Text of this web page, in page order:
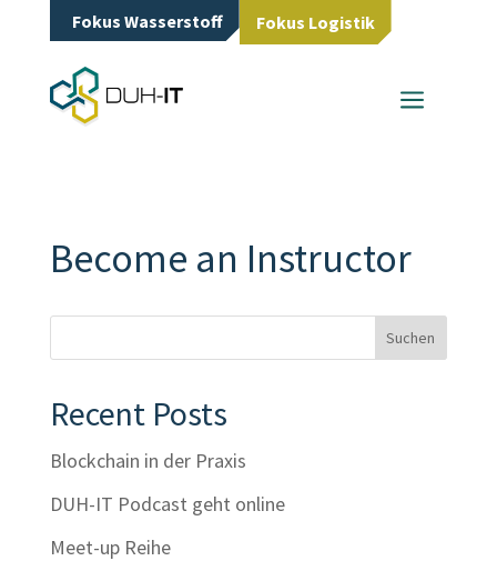
Fokus Wasserstoff Fokus Logistik
a
Become an Instructor
Suchen
Recent Posts
Blockchain in der Praxis
DUH-IT Podcast geht online
Meet-up Reihe